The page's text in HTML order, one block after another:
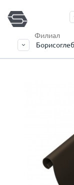
Филиал